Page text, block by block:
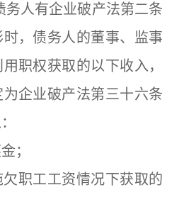
人有企业破产法第二条
，债务人的董事、监事
职权获取的以下收入，
企业破产法第三十六条
；
职工工资情况下获取的